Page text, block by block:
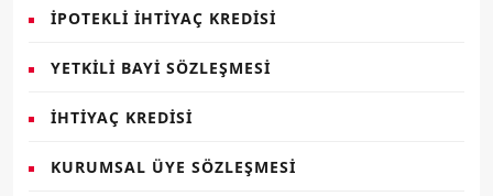
İPOTEKLI İHTIYAÇ KREDISI
YETKILI BAYI SÖZLEŞMESI
İHTIYAÇ KREDISI
KURUMSAL ÜYE SÖZLEŞMESI